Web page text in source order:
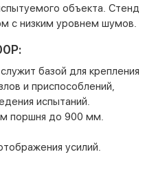
объекта. Стенд
с низким уровнем шумов.
базой для крепления
и приспособлений,
испытаний.
поршня до 900 мм.
усилий.